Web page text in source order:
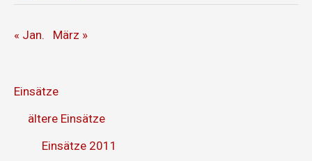
« Jan. März »
Einsätze
ältere Einsätze
Einsätze 2011